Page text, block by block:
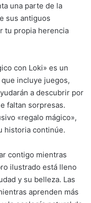
una parte de la
sus antiguos
tu propia herencia
con Loki» es un
incluye juegos,
a descubrir por
faltan sorpresas.
«regalo mágico»,
historia continúe.
contigo mientras
ilustrado está lleno
y su belleza. Las
aprenden más